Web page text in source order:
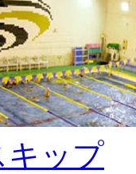
キップ